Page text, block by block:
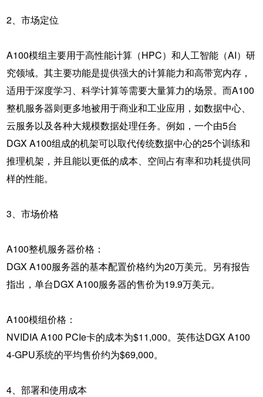
2、市场定位
A100模组主要用于高性能计算（HPC）和人工智能（AI）研
究领域。其主要功能是提供强大的计算能力和高带宽内存，
适用于深度学习、科学计算等需要大量算力的场景。而A100
整机服务器则更多地被用于商业和工业应用，如数据中心、
云服务以及各种大规模数据处理任务。例如，一个由5台
DGX A100组成的机架可以取代传统数据中心的25个训练和
推理机架，并且能以更低的成本、空间占有率和功耗提供同
样的性能。
3、市场价格
A100整机服务器价格：
DGX A100服务器的基本配置价格约为20万美元。另有报告
指出，单台DGX A100服务器的售价为19.9万美元。
A100模组价格：
NVIDIA A100 PCIe卡的成本为$11,000。英伟达DGX A100
4-GPU系统的平均售价约为$69,000。
4、部署和使用成本